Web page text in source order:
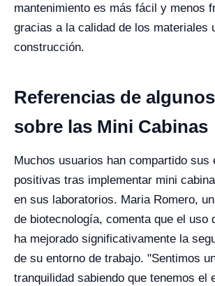
mantenimiento es más fácil y menos
gracias a la calidad de los materiales
construcción.
Referencias de
sobre las Mini Cabinas
Muchos usuarios han compartido sus
positivas tras implementar mini
en sus laboratorios. Maria Romero,
de biotecnología, comenta que el uso
ha mejorado significativamente la
de su entorno de trabajo. "Sentimos
tranquilidad sabiendo que tenemos el